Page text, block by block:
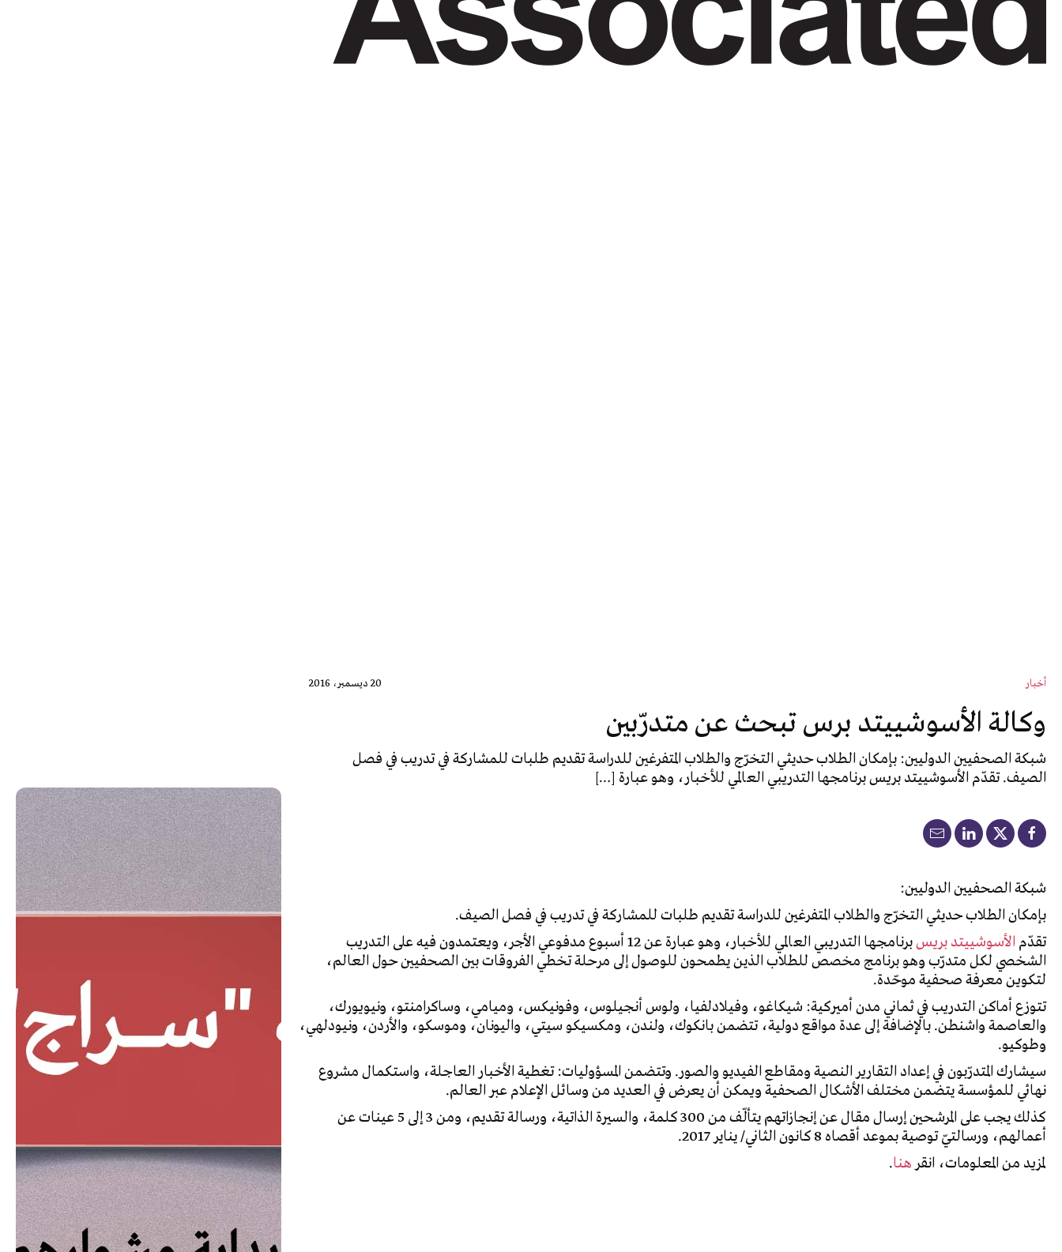
أخبار 20 ديسمبر، 2016
وكالة الأسوشييتد برس تبحث عن متدرّبين
شبكة الصحفيين الدوليين: بإمكان الطلاب حديثي التخرّج والطلاب المتفرغين للدراسة تقديم طلبات للمشاركة في تدريب في فصل
الصيف. تقدّم الأسوشييتد بريس برنامجها التدريبي العالمي للأخبار، وهو عبارة […]
شبكة الصحفيين الدوليين:
بإمكان الطلاب حديثي التخرّج والطلاب المتفرغين للدراسة تقديم طلبات للمشاركة في تدريب في فصل الصيف.
تقدّم الأسوشييتد بريس
برنامجها التدريبي العالمي للأخبار، وهو عبارة عن 12 أسبوع مدفوعي الأجر، ويعتمدون فيه على التدريب
الشخصي لكل متدرّب وهو برنامج مخصص للطلاب الذين يطمحون للوصول إلى مرحلة تخطي الفروقات بين الصحفيين حول العالم،
لتكوين معرفة صحفية موحّدة.
تتوزع أماكن التدريب في ثماني مدن أميركية: شيكاغو، وفيلادلفيا، ولوس أنجيلوس، وفونيكس، وميامي، وساكرامنتو، ونيويورك،
والعاصمة واشنطن. بالإضافة إلى عدة مواقع دولية، تتضمن بانكوك، ولندن، ومكسيكو سيتي، واليونان، وموسكو، والأردن، ونيودلهي،
وطوكيو.
سيشارك المتدرّبون في إعداد التقارير النصية ومقاطع الفيديو والصور. وتتضمن المسؤوليات: تغطية الأخبار العاجلة، واستكمال مشروع
نهائي للمؤسسة يتضمن مختلف الأشكال الصحفية ويمكن أن يعرض في العديد من وسائل الإعلام عبر العالم.
كذلك يجب على المرشحين إرسال مقال عن إنجازاتهم يتألّف من 300 كلمة، والسيرة الذاتية، ورسالة تقديم، ومن 3 إلى 5 عينات عن
أعمالهم، ورسالتيّ توصية بموعد أقصاه 8 كانون الثاني/ يناير 2017.
لمزيد من المعلومات، انقرهنا.